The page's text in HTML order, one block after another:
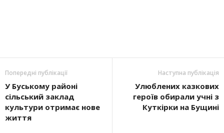
Попередні публікації
У Буському районі
сільський заклад
культури отримає нове
життя
Наступна публікація
Улюблених казкових
героїв обирали учні з
Куткірки на Бущині